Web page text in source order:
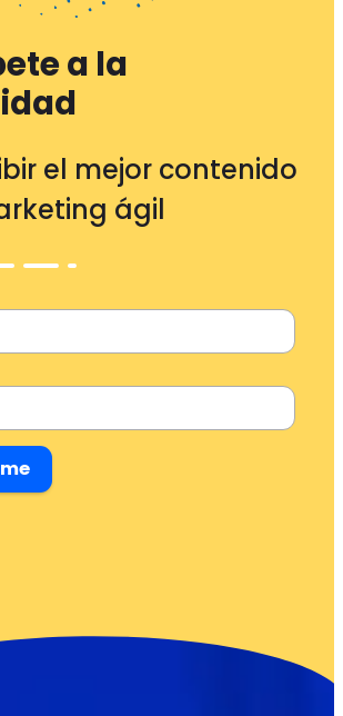
a la
el mejor contenido
ágil